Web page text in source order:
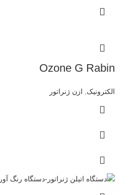
Ozone G Rabin
الکترونیک ازن ژنراتور